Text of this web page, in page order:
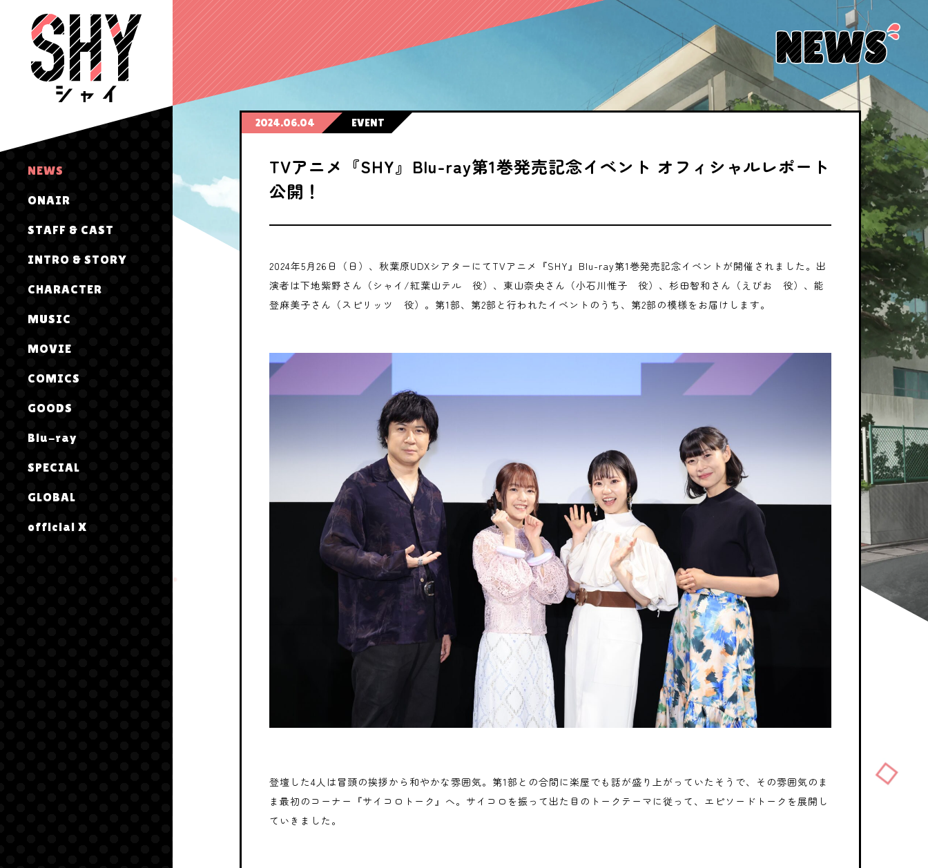
NEWS
ONAIR
STAFF & CAST
INTRO & STORY
CHARACTER
MUSIC
MOVIE
COMICS
GOODS
Blu-ray
SPECIAL
GLOBAL
official X
NEWS
2024.06.04 EVENT
TVアニメ『SHY』Blu-ray第1巻発売記念イベント オフィシャルレポート
公開！
2024年5月26日（日）、秋葉原UDXシアターにてTVアニメ『SHY』Blu-ray第1巻発売記念イベントが開催されました。出
演者は下地紫野さん（シャイ/紅葉山テル 役）、東山奈央さん（小石川惟子 役）、杉田智和さん（えびお 役）、能
登麻美子さん（スピリッツ 役）。第1部、第2部と行われたイベントのうち、第2部の模様をお届けします。
登壇した4人は冒頭の挨拶から和やかな雰囲気。第1部との合間に楽屋でも話が盛り上がっていたそうで、その雰囲気のま
ま最初のコーナー『サイコロトーク』へ。サイコロを振って出た目のトークテーマに従って、エピソードトークを展開し
ていきました。